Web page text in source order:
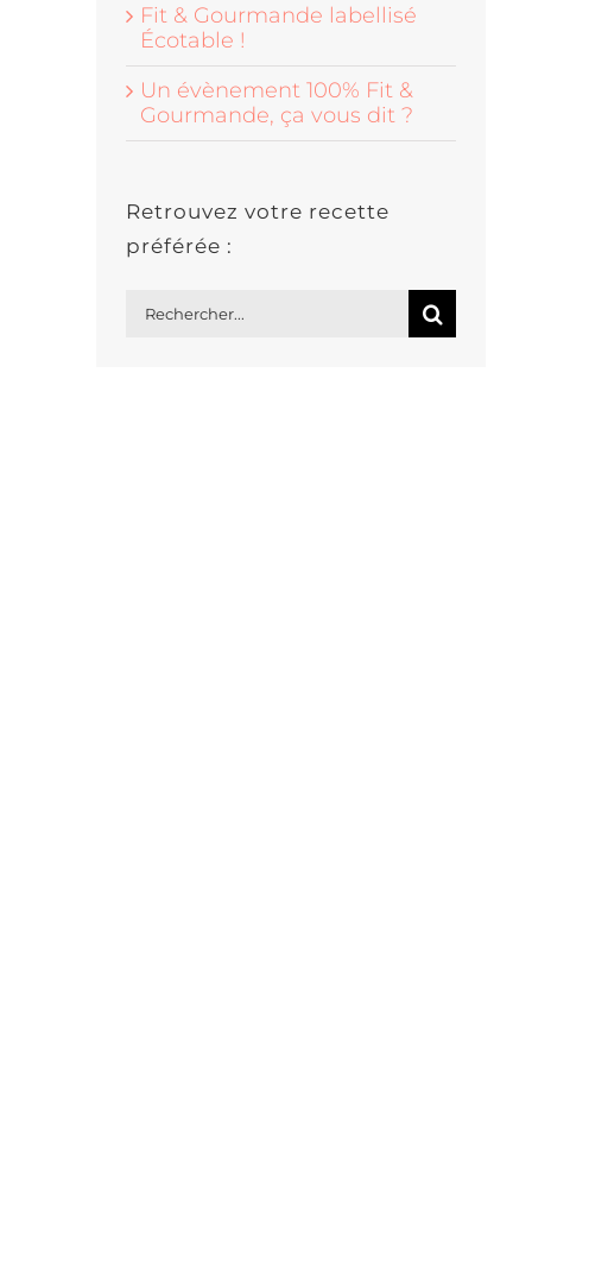
Fit & Gourmande labellisé
Écotable !
Un évènement 100% Fit &
Gourmande, ça vous dit ?
Retrouvez votre recette
préférée :